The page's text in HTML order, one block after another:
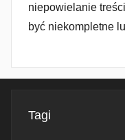
niepowielanie
być niekompletne
Tagi